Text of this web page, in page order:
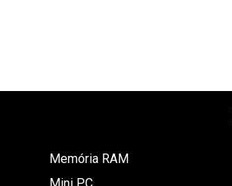
Memória RAM